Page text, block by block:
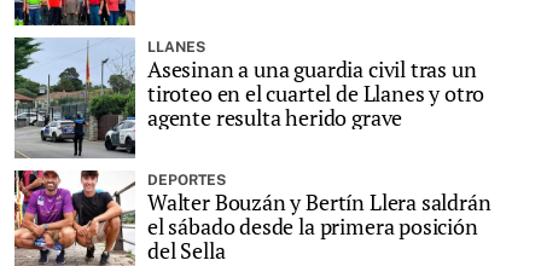
LLANES
Asesinan a una guardia civil tras un
tiroteo en el cuartel de Llanes y otro
agente resulta herido grave
DEPORTES
Walter Bouzán y Bertín Llera saldrán
el sábado desde la primera posición
del Sella